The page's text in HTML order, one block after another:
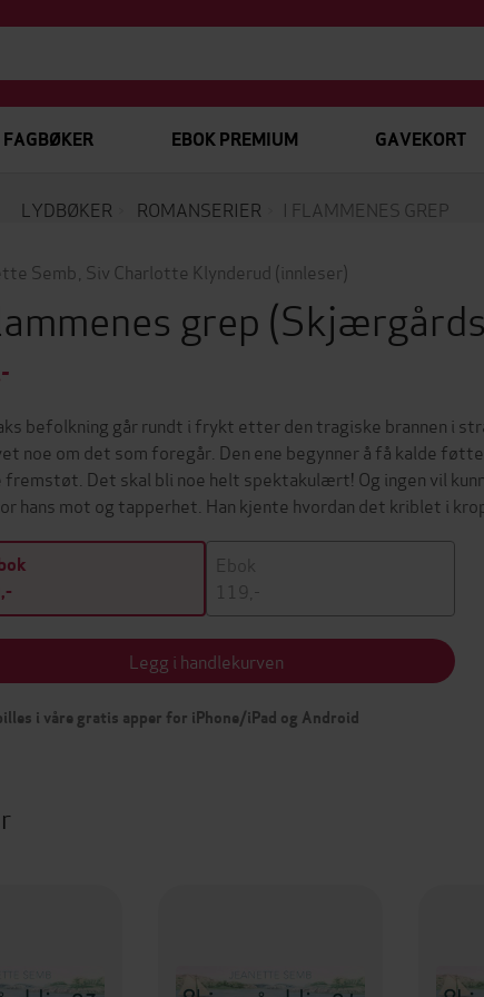
FAGBØKER EBOK PREMIUM GAVEKORT
LYDBØKER ROMANSERIER I FLAMMENES GREP
Semb Siv Charlotte Klynderud (innleser)
grep
befolkning går rundt i frykt etter den tragiske brannen i
noe om det som foregår. Den ene begynner å få kalde
fremstøt. Det skal bli noe helt spektakulært! Og ingen vil
hans mot og tapperhet. Han kjente hvordan det kriblet i
Ebok
119,-
Legg i handlekurven
i våre gratis apper for iPhone/iPad og Android